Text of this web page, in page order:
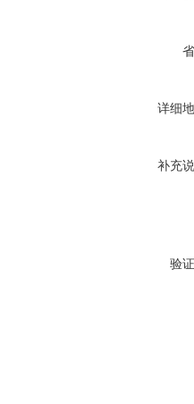
详细
补充
验